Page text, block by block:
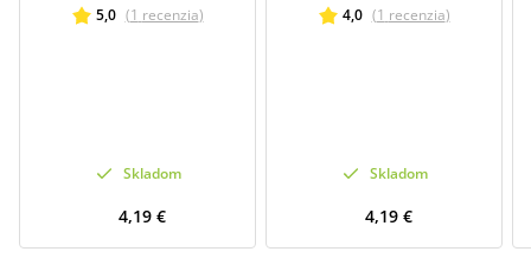
5,0 (1 recenzia)
Skladom
4,19 €
4,0 (1 recenzia)
Skladom
4,19 €